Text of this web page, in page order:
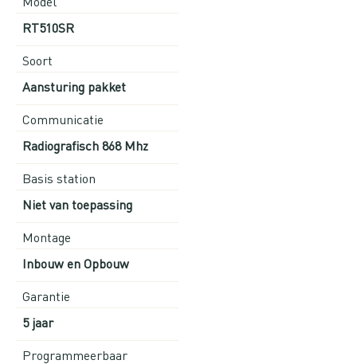
RT510SR
Soort
Aansturing pakket
Communicatie
Radiografisch 868 Mhz
Basis station
Niet van toepassing
Montage
Inbouw en Opbouw
Garantie
5 jaar
Programmeerbaar